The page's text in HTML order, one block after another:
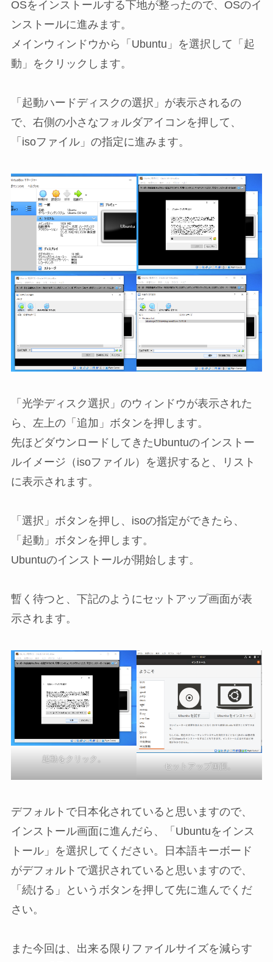
OSをインストールする下地が整ったので、OSのイ
ンストールに進みます。
メインウィンドウから「Ubuntu」を選択して「起
動」をクリックします。
「起動ハードディスクの選択」が表示されるの
で、右側の小さなフォルダアイコンを押して、
「isoファイル」の指定に進みます。
「光学ディスク選択」のウィンドウが表示された
ら、左上の「追加」ボタンを押します。
先ほどダウンロードしてきたUbuntuのインストー
ルイメージ（isoファイル）を選択すると、リスト
に表示されます。
「選択」ボタンを押し、isoの指定ができたら、
「起動」ボタンを押します。
Ubuntuのインストールが開始します。
暫く待つと、下記のようにセットアップ画面が表
示されます。
起動をクリック。
セットアップ画面。
デフォルトで日本化されていると思いますので、
インストール画面に進んだら、「Ubuntuをインス
トール」を選択してください。日本語キーボード
がデフォルトで選択されていると思いますので、
「続ける」というボタンを押して先に進んでくだ
さい。
また今回は、出来る限りファイルサイズを減らす